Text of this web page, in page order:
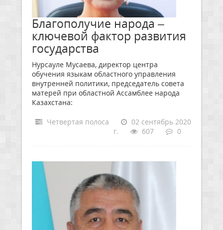
Благополучие народа –
ключевой фактор развития
государства
Нурсауле Мусаева, директор центра
обучения языкам областного управления
внутренней политики, председатель совета
матерей при областной Ассамблее народа
Казахстана:
Четвертая полоса
02 сентябрь 2020
г.
607 0